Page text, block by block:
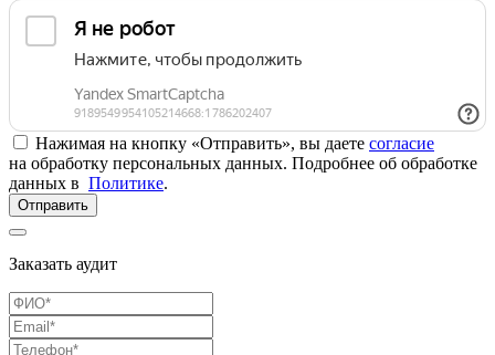
Нажимая на кнопку «Отправить», вы даете согласие
на обработку персональных данных. Подробнее об обработке
данных в Политике.
Отправить
Заказать аудит